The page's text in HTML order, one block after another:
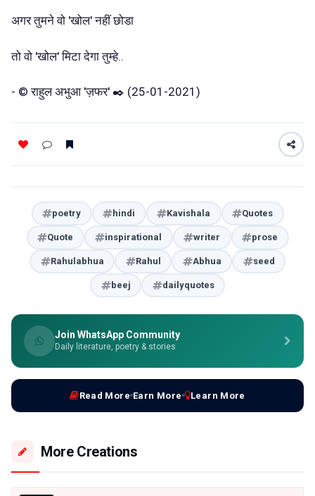
अगर तुमने वो 'खोल' नहीं छोडा
तो वो 'खोल' मिटा देगा तुम्हे..
- © राहुल अभुआ 'ज़फर' ✒️ (25-01-2021)
poetry hindi Kavishala Quotes
Quote inspirational writer prose
Rahulabhua Rahul Abhua seed
beej dailyquotes
Join WhatsApp Community
Daily literature, poetry & stories
Read More Earn More Learn More
More Creations